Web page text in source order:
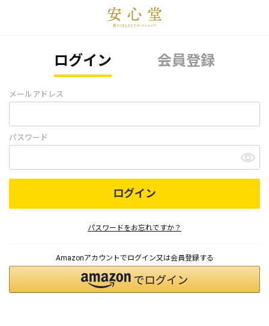
ログイン 会員登録
メールアドレス
パスワード
ログイン
パスワードをお忘れですか？
Amazonアカウントでログイン又は会員登録する